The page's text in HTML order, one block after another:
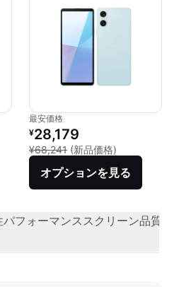
の比較：¥159,800
最安価格
リファービッシュ品の価格：
¥28,179
¥68,241 (新品価格)
オプションを見る
パフォーマンススクリーン品質